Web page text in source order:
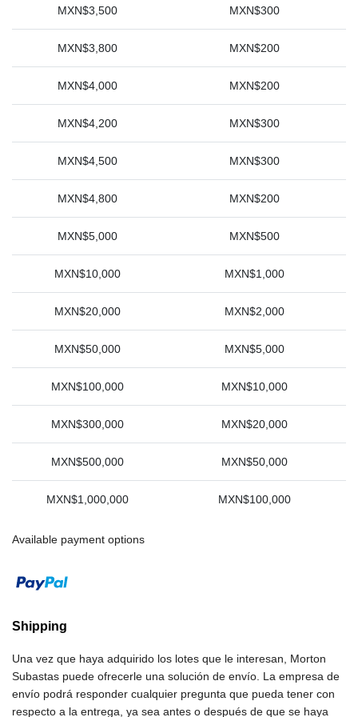
MXN$3,500 MXN$300
MXN$3,800 MXN$200
MXN$4,000 MXN$200
MXN$4,200 MXN$300
MXN$4,500 MXN$300
MXN$4,800 MXN$200
MXN$5,000 MXN$500
MXN$10,000 MXN$1,000
MXN$20,000 MXN$2,000
MXN$50,000 MXN$5,000
MXN$100,000 MXN$10,000
MXN$300,000 MXN$20,000
MXN$500,000 MXN$50,000
MXN$1,000,000 MXN$100,000
Available payment options
Shipping
Una vez que haya adquirido los lotes que le interesan, Morton
Subastas puede ofrecerle una solución de envío. La empresa de
envío podrá responder cualquier pregunta que pueda tener con
respecto a la entrega, ya sea antes o después de que se haya